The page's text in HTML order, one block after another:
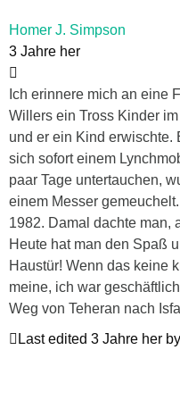
Homer J. Simpson
3 Jahre her
Ich erinnere mich an eine
Willers ein Tross Kinder
und er ein Kind erwischte.
sich sofort einem
paar Tage untertauchen,
einem Messer
1982. Damal dachte man,
Heute hat man den Spaß
Haustür! Wenn das keine
meine, ich war
Weg von Teheran nach
Last edited 3 Jahre her